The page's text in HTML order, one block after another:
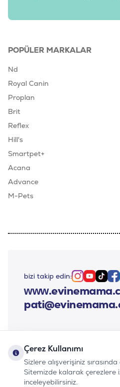
POPÜLER MARKALAR
Nd
Royal Canin
Proplan
Brit
Reflex
Hill's
Smartpet+
Acana
Advance
M-Pets
bizi takip edin: Instagram
Youtube
Tiktok
Çerez Kullanımı
Sizlere alışverişiniz
Sitemizde kalarak çerezlere
inceleyebilirsiniz.